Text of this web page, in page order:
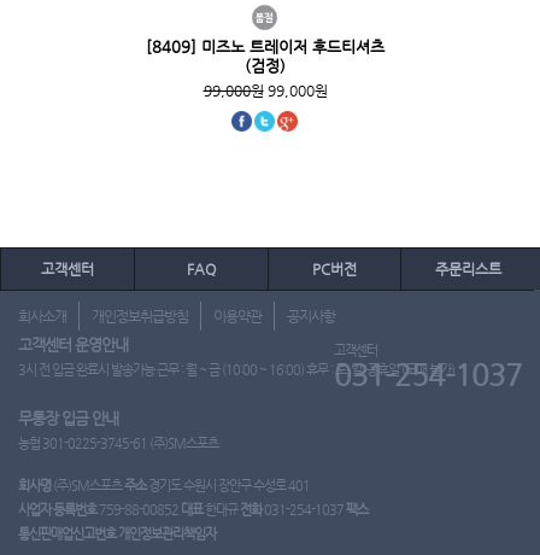
[8409] 미즈노 트레이저 후드티셔츠
(검정)
99,000원99,000원
고객센터 FAQ PC버전 주문리스트
회사소개 개인정보취급방침 이용약관 공지사항
고객센터 운영안내
3시 전 입금 완료시 발송가능 근무 : 월 ~ 금 (10:00 ~ 16:00) 휴무 : 토, 일, 공휴일 (도매 불가)
고객센터
031-254-1037
무통장 입금 안내
농협 301-0225-3745-61 (주)SM스포츠
회사명 (주)SM스포츠주소경기도 수원시 장안구 수성로 401
사업자 등록번호759-88-00852 대표한대규 전화031-254-1037팩스
통신판매업신고번호 개인정보관리책임자